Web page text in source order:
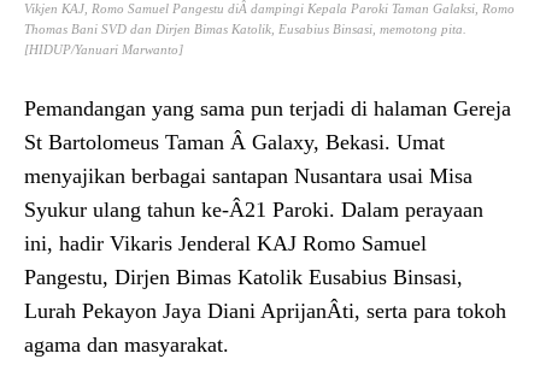
Vikjen KAJ, Romo Samuel Pangestu diÂ­ dampingi Kepala Paroki Taman Galaksi, Romo
Thomas Bani SVD dan Dirjen Bimas Katolik, Eusabius Binsasi, memotong pita.
[HIDUP/Yanuari Marwanto]
Pemandangan yang sama pun terjadi di halaman Gereja
St Bartolomeus Taman Â Galaxy, Bekasi. Umat
menyajikan berbagai santapan Nusantara usai Misa
Syukur ulang tahun ke-Â­21 Paroki. Dalam perayaan
ini, hadir Vikaris Jenderal KAJ Romo Samuel
Pangestu, Dirjen Bimas Katolik Eusabius Binsasi,
Lurah Pekayon Jaya Diani AprijanÂ­ti, serta para tokoh
agama dan masyarakat.